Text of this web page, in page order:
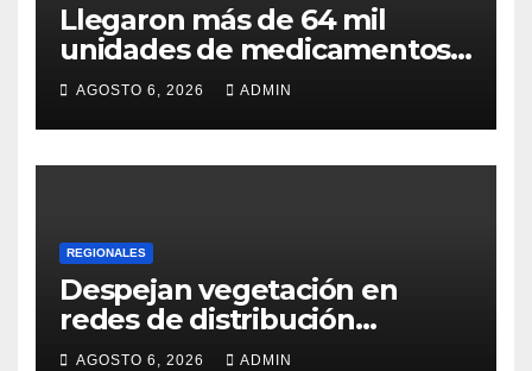
Llegaron más de 64 mil
unidades de medicamentos
e insumos
AGOSTO 6, 2026 ADMIN
REGIONALES
Despejan vegetación en
redes de distribución
eléctrica
AGOSTO 6, 2026 ADMIN